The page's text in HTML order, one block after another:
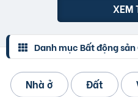
XEM
Danh mục Bất động sản
Nhà ở Đất